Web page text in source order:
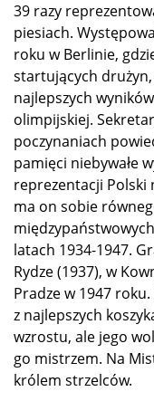
39 razy
piesiach.
roku w Berlinie,
startujących
najlepszych
olimpijskiej.
poczynaniach
pamięci niebywałe
reprezentacji Polski
ma on sobie
latach 1934-1947.
Rydze (1937), w
Pradze w 1947
z najlepszych
wzrostu, ale jego
go mistrzem. Na
królem strzelców.